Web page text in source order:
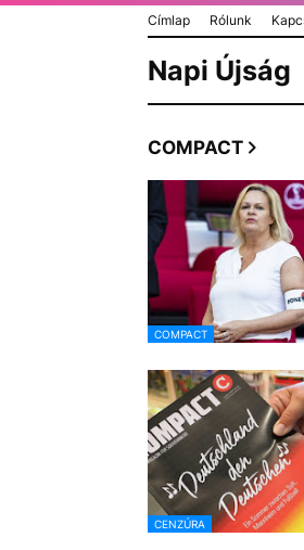
Címlap Rólunk
Napi Újság
COMPACT
COMPACT
CENZÚRA